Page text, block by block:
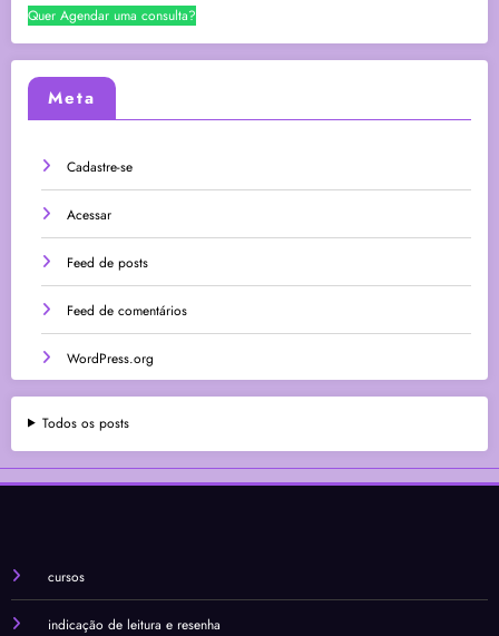
Quer Agendar uma consulta?
Meta
Cadastre-se
Acessar
Feed de posts
Feed de comentários
WordPress.org
Todos os posts
cursos
indicação de leitura e resenha